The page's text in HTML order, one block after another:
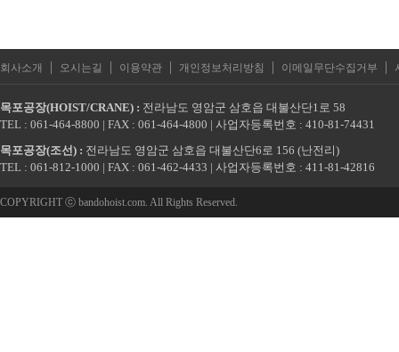
회사소개 | 오시는길 | 이용약관 | 개인정보처리방침 | 이메일무단수집거부 |
목포공장(HOIST/CRANE) : 전라남도 영암군 삼호읍 대불산단1로 58
TEL : 061-464-8800 | FAX : 061-464-4800 | 사업자등록번호 : 410-81-74431
목포공장(조선) : 전라남도 영암군 삼호읍 대불산단6로 156 (난전리)
TEL : 061-812-1000 | FAX : 061-462-4433 | 사업자등록번호 : 411-81-42816
COPYRIGHT ⓒ bandohoist.com. All Rights Reserved.